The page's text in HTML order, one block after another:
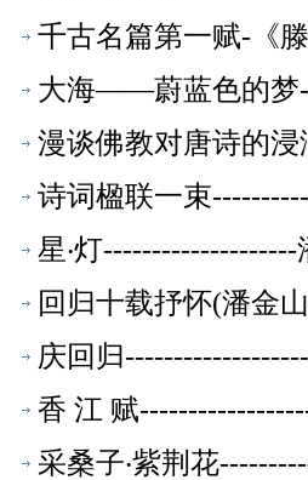
千古名篇第一赋-《
大海——蔚蓝色的梦
漫谈佛教对唐诗的
诗词楹联一束
星‧灯
回归十载抒怀(潘金
庆回归
香 江 赋
采桑子‧紫荆花